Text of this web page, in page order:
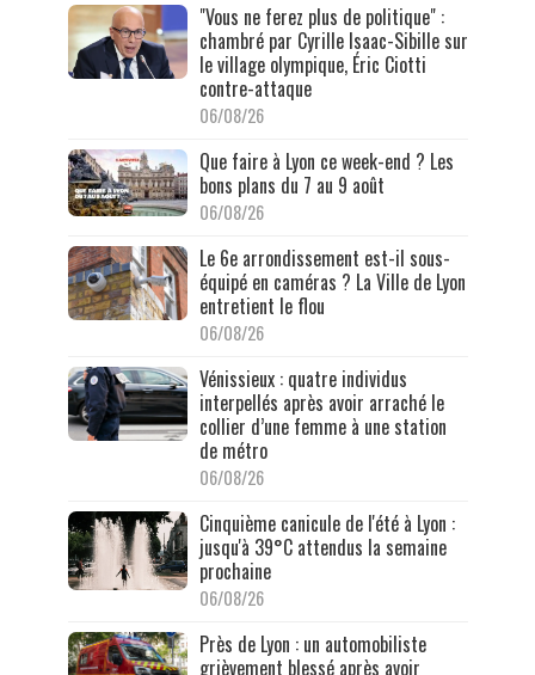
"Vous ne ferez plus de politique" :
chambré par Cyrille Isaac-Sibille sur
le village olympique, Éric Ciotti
contre-attaque
06/08/26
Que faire à Lyon ce week-end ? Les
bons plans du 7 au 9 août
06/08/26
Le 6e arrondissement est-il sous-
équipé en caméras ? La Ville de Lyon
entretient le flou
06/08/26
Vénissieux : quatre individus
interpellés après avoir arraché le
collier d’une femme à une station
de métro
06/08/26
Cinquième canicule de l'été à Lyon :
jusqu'à 39°C attendus la semaine
prochaine
06/08/26
Près de Lyon : un automobiliste
grièvement blessé après avoir